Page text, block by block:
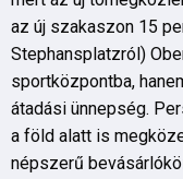
az új szakaszon 15
Stephansplatzról)
sportközpontba,
átadási ünnepség.
a föld alatt is
népszerű